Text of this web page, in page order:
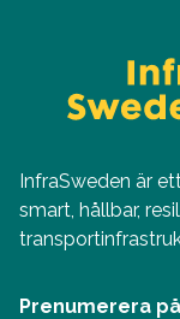
InfraSweden är
smart, hållbar,
Prenumerera